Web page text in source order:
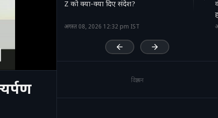
Z को क्या-क्या दिए संदेश?
अगस्त 08, 2026 12:32 pm IST
विज्ञापन